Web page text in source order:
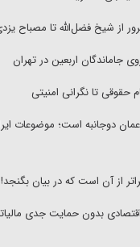
از شیخ فضل‌الله تا مصباح
جاماندگان اربعین در تهران
حقوقی تا نگرانی امنیتی
دوجانبه است؛ موضوعات
از آن است که در بیان بگنجد!
اقتصادی بدون حمایت جدی